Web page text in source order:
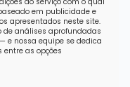
em publicidade e
apresentados neste site.
de análises aprofundadas
nossa equipe se dedica
as opções